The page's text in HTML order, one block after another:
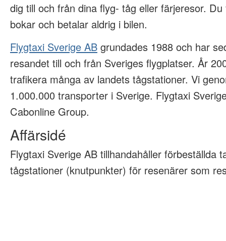
dig till och från dina flyg- tåg eller färjeresor.
bokar och betalar aldrig i bilen.
Flygtaxi Sverige AB grundades 1988 och har
resandet till och från Sveriges flygplatser. År
trafikera många av landets tågstationer. Vi
1.000.000 transporter i Sverige. Flygtaxi
Cabonline Group.
Affärsidé
Flygtaxi Sverige AB tillhandahåller förbeställda
tågstationer (knutpunkter) för resenärer som